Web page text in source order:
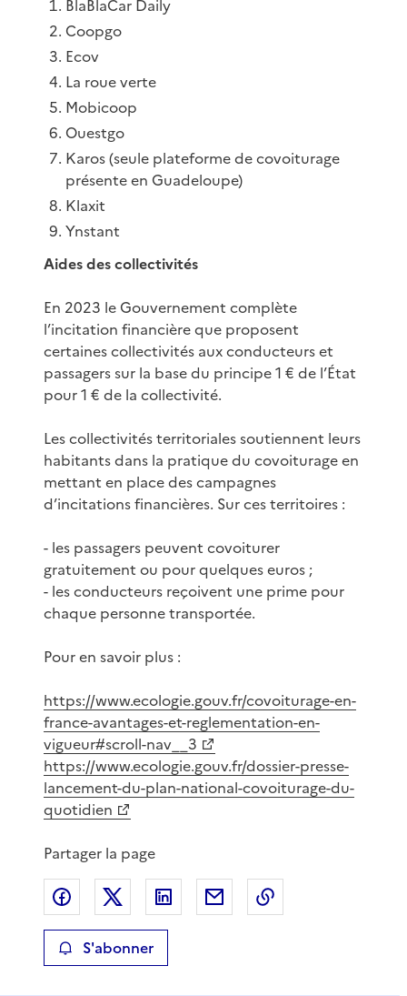
BlaBlaCar Daily
Coopgo
Ecov
La roue verte
Mobicoop
Ouestgo
Karos (seule plateforme de covoiturage
présente en Guadeloupe)
Klaxit
Ynstant
Aides des collectivités
En 2023 le Gouvernement complète
l’incitation financière que proposent
certaines collectivi­tés aux conducteurs et
passagers sur la base du principe 1 € de l’État
pour 1 € de la collectivité.
Les collectivités territoriales soutiennent leurs
habitants dans la pratique du covoiturage en
mettant en place des campagnes
d’incitations financières. Sur ces territoires :
- les passagers peuvent covoiturer
gratuitement ou pour quelques euros ;
- les conducteurs reçoivent une prime pour
chaque personne transportée.
Pour en savoir plus :
https://www.ecologie.gouv.fr/covoiturage-en-
france-avantages-et-reglementation-en-
vigueur#scroll-nav__3
https://www.ecologie.gouv.fr/dossier-presse-
lancement-du-plan-national-covoiturage-du-
quotidien
Partager la page
Partager sur Facebook
Partager sur XPartager sur LinkedIn
Partager par email
S'abonner